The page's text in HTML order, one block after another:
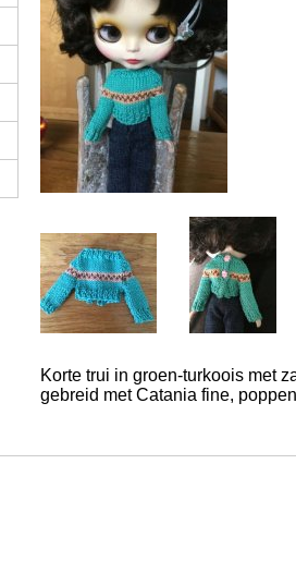
Korte trui in groen-turkoois met
gebreid met Catania fine,